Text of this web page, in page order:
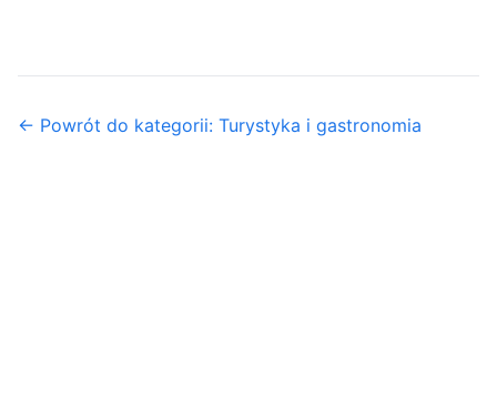
← Powrót do kategorii: Turystyka i gastronomia